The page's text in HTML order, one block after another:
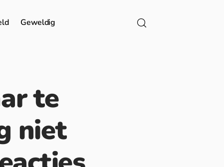
Geweldig
te
niet